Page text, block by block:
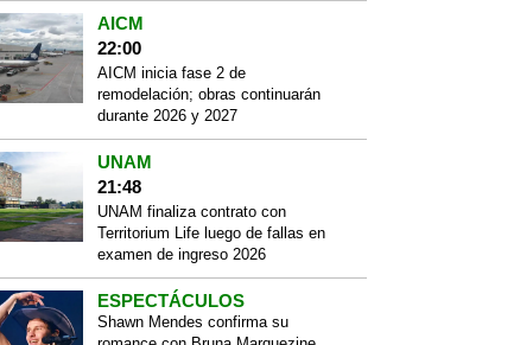
AICM
22:00
AICM inicia fase 2 de
remodelación; obras continuarán
durante 2026 y 2027
UNAM
21:48
UNAM finaliza contrato con
Territorium Life luego de fallas en
examen de ingreso 2026
ESPECTÁCULOS
Shawn Mendes confirma su